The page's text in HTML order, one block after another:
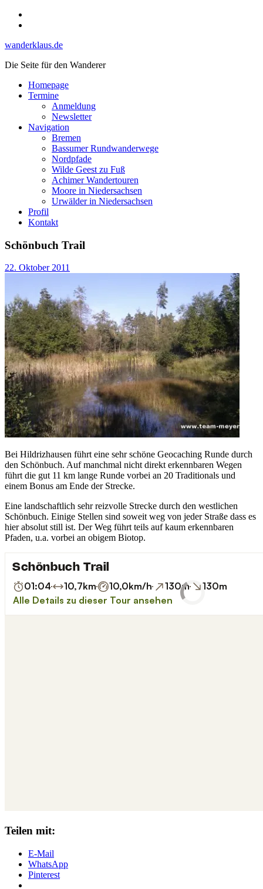
Skip
wanderklaus.de
Die Seite für den Wanderer
Homepage
Termine
Anmeldung
Newsletter
Navigation
Bremen
Bassumer Rundwanderwege
Nordpfade
Wilde Geest zu Fuß
Achimer Wandertouren
Moore in Niedersachsen
Urwälder in Niedersachsen
Profil
Kontakt
Schönbuch Trail
22. Oktober 2011
Bei Hildrizhausen führt eine sehr schöne Geocaching Runde durch
den Schönbuch. Auf manchmal nicht direkt erkennbaren Wegen
führt die gut 11 km lange Runde vorbei an 20 Traditionals und
einem Bonus am Ende der Strecke.
Eine landschaftlich sehr reizvolle Strecke durch den westlichen
Schönbuch. Einige Stellen sind soweit weg von jeder Straße dass es
hier absolut still ist. Der Weg führt teils auf kaum erkennbaren
Pfaden, u.a. vorbei an obigem Biotop.
Teilen mit:
E-Mail
WhatsApp
Pinterest